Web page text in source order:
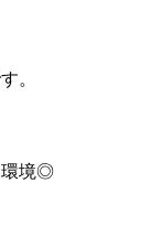
。
環境◎